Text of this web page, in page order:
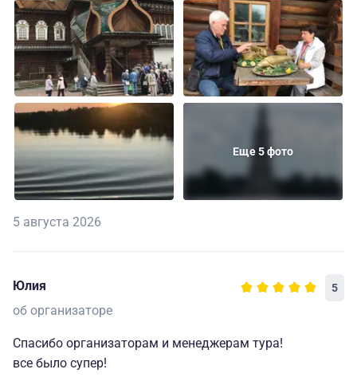
Еще 5 фото
5 августа 2026
Юлия 5
об организаторе
Спасибо организаторам и менеджерам тура!
все было супер!